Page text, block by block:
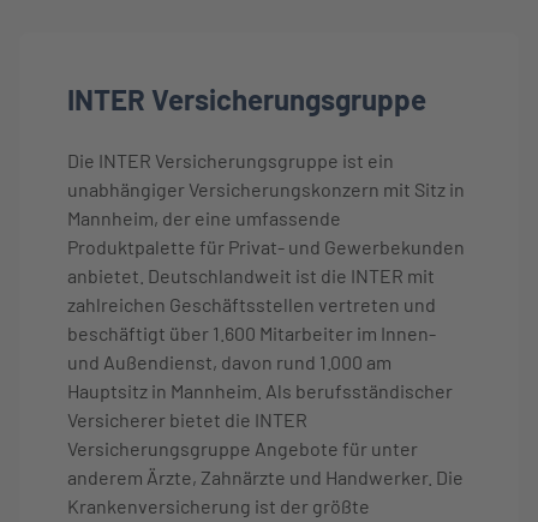
INTER Versicherungsgruppe
Die INTER Versicherungsgruppe ist ein
unabhängiger Versicherungskonzern mit Sitz in
Mannheim, der eine umfassende
Produktpalette für Privat- und Gewerbekunden
anbietet. Deutschlandweit ist die INTER mit
zahlreichen Geschäftsstellen vertreten und
beschäftigt über 1.600 Mitarbeiter im Innen-
und Außendienst, davon rund 1.000 am
Hauptsitz in Mannheim. Als berufsständischer
Versicherer bietet die INTER
Versicherungsgruppe Angebote für unter
anderem Ärzte, Zahnärzte und Handwerker. Die
Krankenversicherung ist der größte